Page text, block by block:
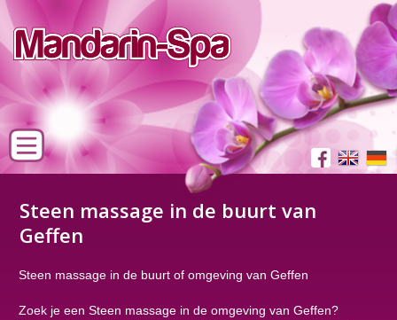
Steen massage in de buurt van
Geffen
Steen massage in de buurt of omgeving van Geffen
Zoek je een Steen massage in de omgeving van Geffen?